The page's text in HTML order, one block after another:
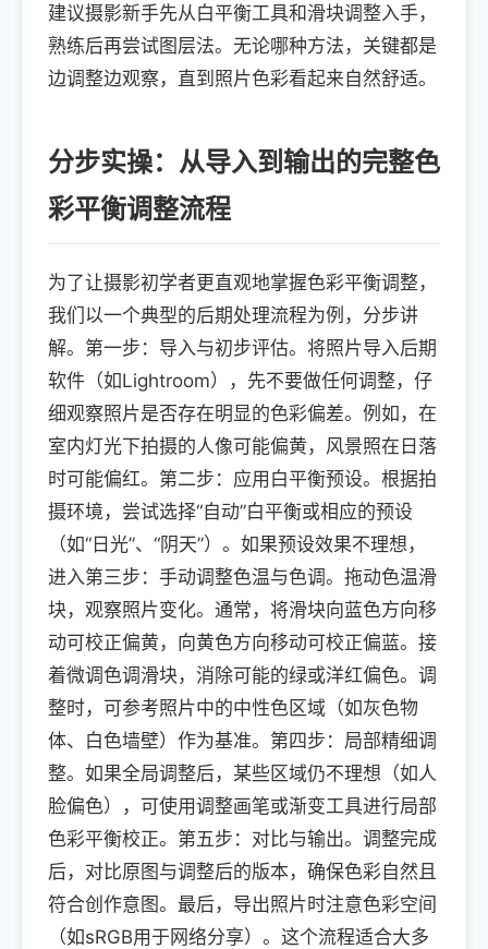
建议摄影新手先从白平衡工具和滑块调整入手，
熟练后再尝试图层法。无论哪种方法，关键都是
边调整边观察，直到照片色彩看起来自然舒适。
分步实操：从导入到输出的完整色
彩平衡调整流程
为了让摄影初学者更直观地掌握色彩平衡调整，
我们以一个典型的后期处理流程为例，分步讲
解。第一步：导入与初步评估。将照片导入后期
软件（如Lightroom），先不要做任何调整，仔
细观察照片是否存在明显的色彩偏差。例如，在
室内灯光下拍摄的人像可能偏黄，风景照在日落
时可能偏红。第二步：应用白平衡预设。根据拍
摄环境，尝试选择“自动”白平衡或相应的预设
（如“日光”、“阴天”）。如果预设效果不理想，
进入第三步：手动调整色温与色调。拖动色温滑
块，观察照片变化。通常，将滑块向蓝色方向移
动可校正偏黄，向黄色方向移动可校正偏蓝。接
着微调色调滑块，消除可能的绿或洋红偏色。调
整时，可参考照片中的中性色区域（如灰色物
体、白色墙壁）作为基准。第四步：局部精细调
整。如果全局调整后，某些区域仍不理想（如人
脸偏色），可使用调整画笔或渐变工具进行局部
色彩平衡校正。第五步：对比与输出。调整完成
后，对比原图与调整后的版本，确保色彩自然且
符合创作意图。最后，导出照片时注意色彩空间
（如sRGB用于网络分享）。这个流程适合大多